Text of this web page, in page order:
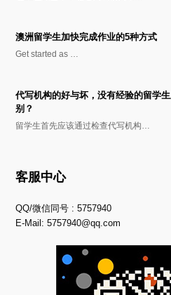
澳洲留学生加快完成作业的5种方式
Get started as …
代写机构的好与坏，没有经验的留学
别？
留学生首先应该通过检查代写机构…
客服中心
QQ/微信同号 : 5757940
E-Mail:5757940@qq.com